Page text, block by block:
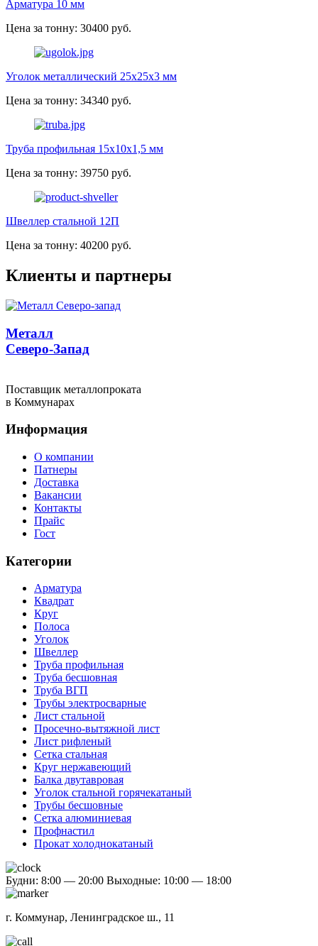
Арматура 10 мм
Цена за тонну: 30400 руб.
Уголок металлический 25х25х3 мм
Цена за тонну: 34340 руб.
Труба профильная 15х10х1,5 мм
Цена за тонну: 39750 руб.
Швеллер стальной 12П
Цена за тонну: 40200 руб.
Клиенты и партнеры
Металл
Северо-Запад
Поставщик металлопроката
в Коммунарах
Информация
О компании
Патнеры
Доставка
Вакансии
Контакты
Прайс
Гост
Категории
Арматура
Квадрат
Круг
Полоса
Уголок
Швеллер
Труба профильная
Труба бесшовная
Труба ВГП
Трубы электросварные
Лист стальной
Просечно-вытяжной лист
Лист рифленый
Сетка стальная
Круг нержавеющий
Балка двутавровая
Уголок стальной горячекатаный
Трубы бесшовные
Сетка алюминиевая
Профнастил
Прокат холоднокатаный
Будни: 8:00 — 20:00 Выходные: 10:00 — 18:00
г. Коммунар, Ленинградское ш., 11